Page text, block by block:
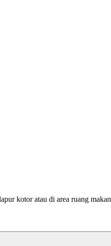
kotor atau di area ruang makan